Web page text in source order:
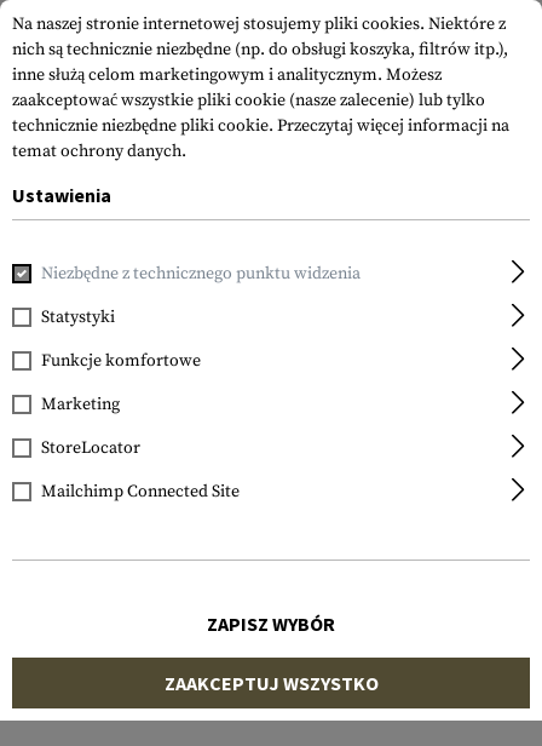
Vortex Optics
Defender Flip-Cap
Objective 45.5mm -
48.5mm
Na naszej stronie internetowej stosujemy pliki cookies. Niektóre z
nich są technicznie niezbędne (np. do obsługi koszyka, filtrów itp.),
inne służą celom marketingowym i analitycznym. Możesz
zaakceptować wszystkie pliki cookie (nasze zalecenie) lub tylko
technicznie niezbędne pliki cookie. Przeczytaj więcej informacji na
temat ochrony danych.
Ustawienia
Niezbędne z technicznego punktu widzenia
Statystyki
Funkcje komfortowe
Marketing
StoreLocator
Mailchimp Connected Site
ZAPISZ WYBÓR
ZAAKCEPTUJ WSZYSTKO